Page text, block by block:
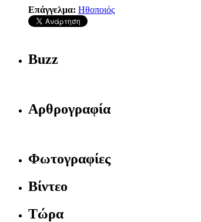
Επάγγελμα: Ηθοποιός
Buzz
Αρθρογραφία
Φωτογραφίες
Βίντεο
Τώρα